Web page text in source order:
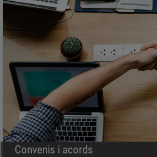
Convenis i acords